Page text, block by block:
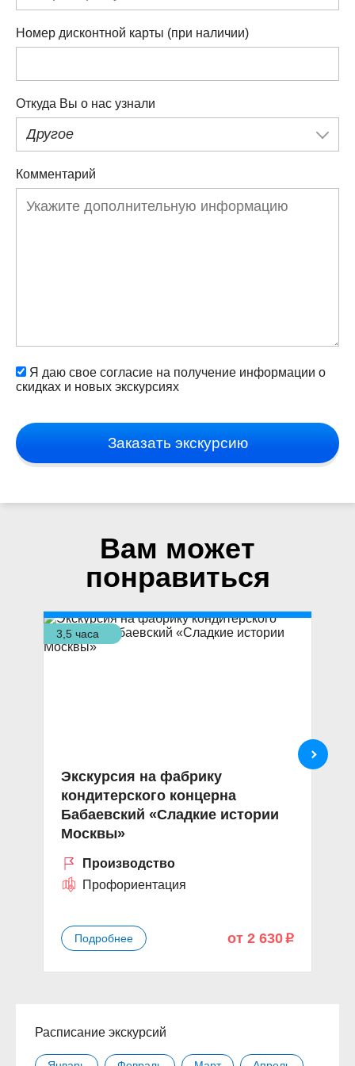
Номер дисконтной карты (при наличии)
Откуда Вы о нас узнали
Другое
Комментарий
Я даю свое согласие на получение информации о
скидках и новых экскурсиях
Заказать экскурсию
Вам может
понравиться
3,5 часа
Экскурсия на фабрику
кондитерского концерна
Бабаевский «Сладкие истории
Москвы»
Производство
Профориентация
Подробнее от 2 630 p
Расписание экскурсий